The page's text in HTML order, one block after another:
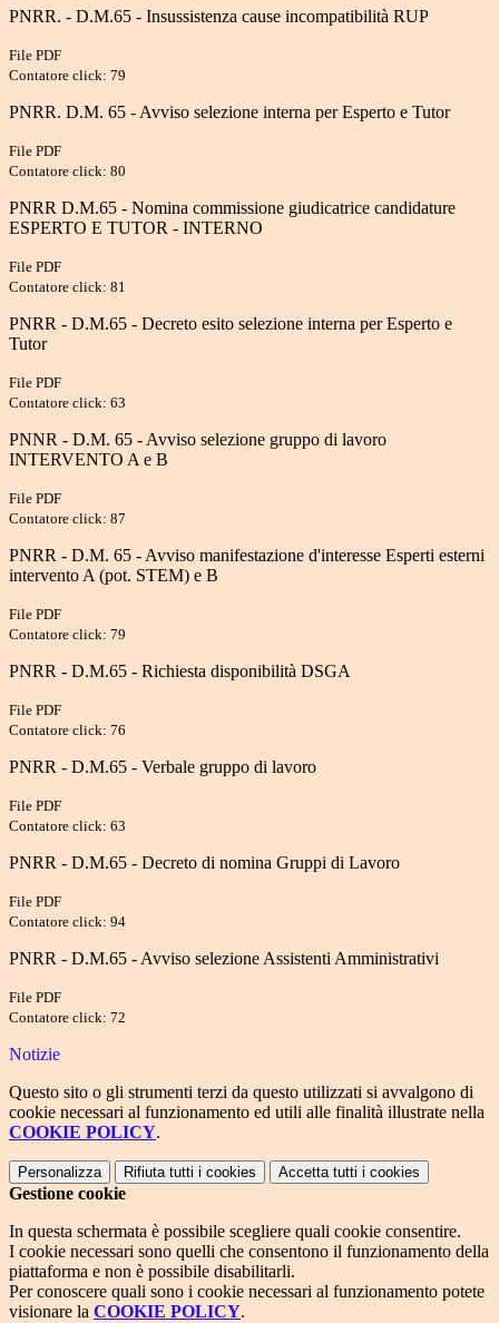
PNRR. - D.M.65 - Insussistenza cause incompatibilità RUP
File PDF
Contatore click: 79
PNRR. D.M. 65 - Avviso selezione interna per Esperto e Tutor
File PDF
Contatore click: 80
PNRR D.M.65 - Nomina commissione giudicatrice candidature
ESPERTO E TUTOR - INTERNO
File PDF
Contatore click: 81
PNRR - D.M.65 - Decreto esito selezione interna per Esperto e
Tutor
File PDF
Contatore click: 63
PNNR - D.M. 65 - Avviso selezione gruppo di lavoro
INTERVENTO A e B
File PDF
Contatore click: 87
PNRR - D.M. 65 - Avviso manifestazione d'interesse Esperti esterni
intervento A (pot. STEM) e B
File PDF
Contatore click: 79
PNRR - D.M.65 - Richiesta disponibilità DSGA
File PDF
Contatore click: 76
PNRR - D.M.65 - Verbale gruppo di lavoro
File PDF
Contatore click: 63
PNRR - D.M.65 - Decreto di nomina Gruppi di Lavoro
File PDF
Contatore click: 94
PNRR - D.M.65 - Avviso selezione Assistenti Amministrativi
File PDF
Contatore click: 72
Notizie
Questo sito o gli strumenti terzi da questo utilizzati si avvalgono di
cookie necessari al funzionamento ed utili alle finalità illustrate nella
COOKIE POLICY.
Personalizza Rifiuta tutti i cookies Accetta tutti i cookies
Gestione cookie
In questa schermata è possibile scegliere quali cookie consentire.
I cookie necessari sono quelli che consentono il funzionamento della
piattaforma e non è possibile disabilitarli.
Per conoscere quali sono i cookie necessari al funzionamento potete
visionare la COOKIE POLICY.